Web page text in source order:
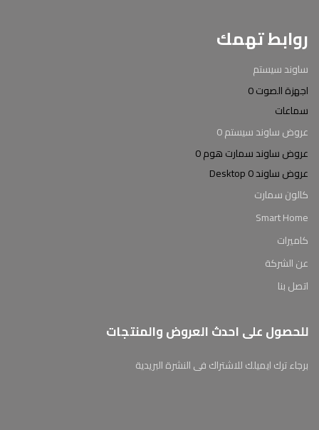
روابط تهمك
ساوند سيستم
اجهزة الصوت 0
سماعات
عروض ساوند سيستم 0
عروض ساوند سمارت هوم 0
عروض ساوند Desktop 0
كالون سمارت
Smart Home
كاميرات
عن الشركة
اتصل بنا
للحصول على احدث العروض والمنتجات
برجاء ترك ايميلك للاشتراك فى النشرة البريدية